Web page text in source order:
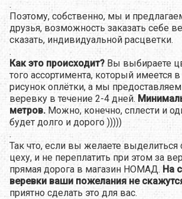
.
Поэтому, собственно, мы и
друзья, возможность заказать себе
сказать, индивидуальной расцветки.
.
Как это происходит? Вы выбираете
того ассортимента, который имеется
рисунок оплётки, а мы
веревку в течение 2-4 дней.
метров. Можно, конечно, сплести и
будет долго и дорого )))))
.
Так что, если вы желаете выделиться
цеху, и не переплатить при этом за
прямая дорога в магазин НОМАД. На
веревки ваши пожелания не
приятно сделать это для вас.